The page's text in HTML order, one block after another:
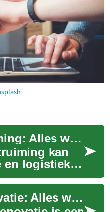
Woningontruiming: Alles wat u moet weten
kan
en logistieke
het nu gaat
een
Badkamerrenovatie: Alles wat u moet weten